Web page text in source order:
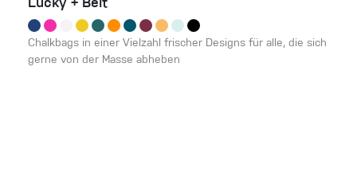
Lucky + Belt
Chalkbags in einer Vielzahl frischer Designs für alle, die sich
gerne von der Masse abheben